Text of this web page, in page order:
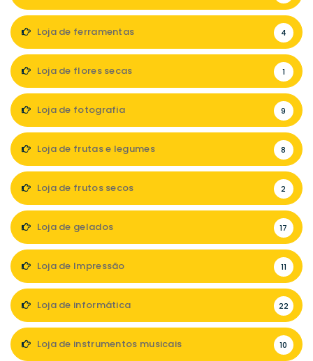
Loja de ferramentas 4
Loja de flores secas 1
Loja de fotografia 9
Loja de frutas e legumes 8
Loja de frutos secos 2
Loja de gelados 17
Loja de Impressão 11
Loja de informática 22
Loja de instrumentos musicais 10